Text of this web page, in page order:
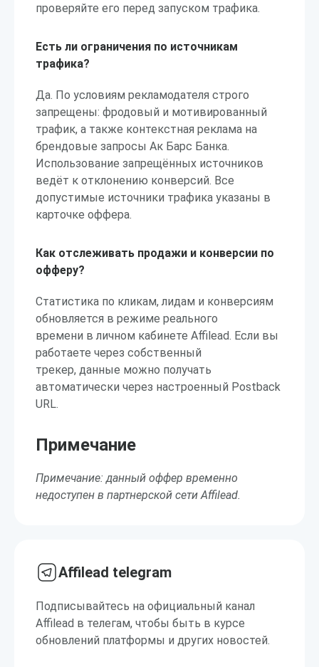
проверяйте его перед запуском трафика.
Есть ли ограничения по источникам
трафика?
Да. По условиям рекламодателя строго
запрещены: фродовый и мотивированный
трафик, а также контекстная реклама на
брендовые запросы Ак Барс Банка.
Использование запрещённых источников
ведёт к отклонению конверсий. Все
допустимые источники трафика указаны в
карточке оффера.
Как отслеживать продажи и конверсии по
офферу?
Статистика по кликам, лидам и конверсиям
обновляется в режиме реального
времени в личном кабинете Affilead. Если вы
работаете через собственный
трекер, данные можно получать
автоматически через настроенный Postback
URL.
Примечание
Примечание: данный оффер временно
недоступен в партнерской сети Affilead.
Affilead telegram
Подписывайтесь на официальный канал
Affilead в телегам, чтобы быть в курсе
обновлений платформы и других новостей.